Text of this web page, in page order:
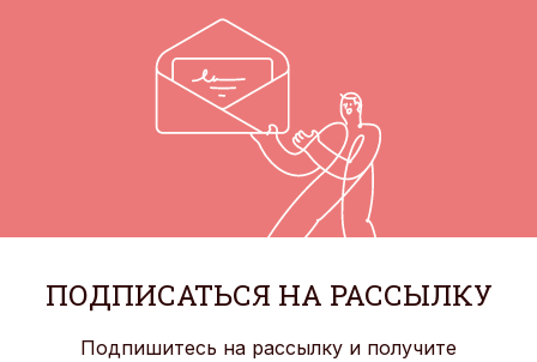
ПОДПИСАТЬСЯ НА РАССЫЛКУ
Подпишитесь на рассылку и получите